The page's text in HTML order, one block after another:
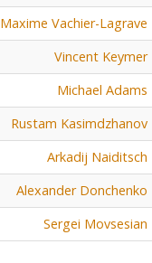
Maxime Vachier-Lagrave
Vincent Keymer
Michael Adams
Rustam Kasimdzhanov
Arkadij Naiditsch
Alexander Donchenko
Sergei Movsesian